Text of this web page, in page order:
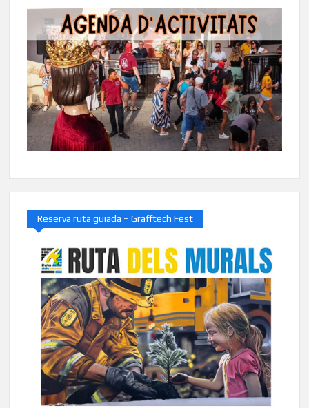
Reserva ruta guiada – Grafftech Fest